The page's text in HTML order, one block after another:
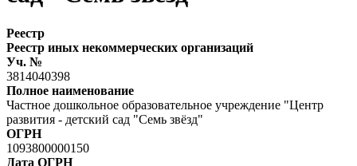
Реестр
Реестр иных некоммерческих организаций
Уч. №
3814040398
Полное наименование
Частное дошкольное образовательное учреждение "Центр
развития - детский сад "Семь звёзд"
ОГРН
1093800000150
Дата ОГРН